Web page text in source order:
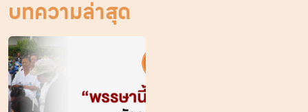
บทความล่าสุด